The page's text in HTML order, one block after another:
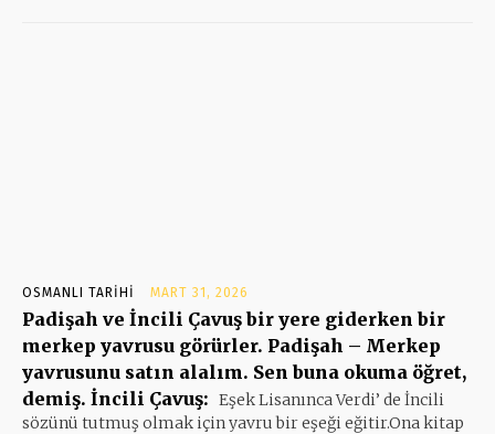
OSMANLI TARIHI MART 31, 2026
Padişah ve İncili Çavuş bir yere giderken bir
merkep yavrusu görürler. Padişah – Merkep
yavrusunu satın alalım. Sen buna okuma öğret,
demiş. İncili Çavuş: Eşek Lisanınca Verdi’ de İncili
sözünü tutmuş olmak için yavru bir eşeği eğitir.Ona kitap